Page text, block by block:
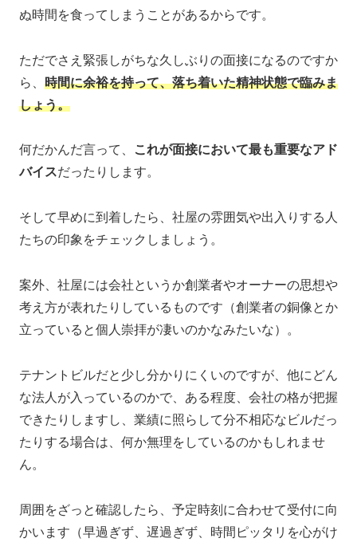
ぬ時間を食ってしまうことがあるからです。
ただでさえ緊張しがちな久しぶりの面接になるのですか
ら、 時間に余裕を持って、落ち着いた精神状態で臨みま
しょう。
何だかんだ言って、
これが面接において最も重要なアド
バイスだったりします。
そして早めに到着したら、社屋の雰囲気や出入りする人
たちの印象をチェックしましょう。
案外、社屋には会社というか創業者やオーナーの思想や
考え方が表れたりしているものです（創業者の銅像とか
立っていると個人崇拝が凄いのかなみたいな）。
テナントビルだと少し分かりにくいのですが、他にどん
な法人が入っているのかで、ある程度、会社の格が把握
できたりしますし、業績に照らして分不相応なビルだっ
たりする場合は、何か無理をしているのかもしれませ
ん。
周囲をざっと確認したら、予定時刻に合わせて受付に向
かいます（早過ぎず、遅過ぎず、時間ピッタリを心がけ